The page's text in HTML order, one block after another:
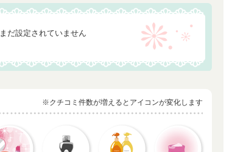
まだ設定されていません
※クチコミ件数が増えるとアイコンが変化します